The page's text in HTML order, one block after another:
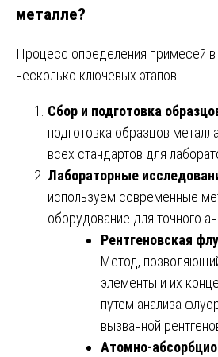
металле?
Процесс определения примесей
несколько ключевых этапов:
Сбор и подготовка
подготовка образцов
всех стандартов для
Лабораторные
используем современные
оборудование для точного
Рентгеновская
Метод,
элементы и их
путем анализа
вызванной
Атомно-